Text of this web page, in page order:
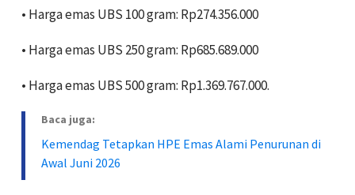
• ‎Harga emas UBS 100 gram: Rp274.356.000
• ‎Harga emas UBS 250 gram: Rp685.689.000
• ‎Harga emas UBS 500 gram: Rp1.369.767.000.
Baca juga:
Kemendag Tetapkan HPE Emas Alami Penurunan di
Awal Juni 2026